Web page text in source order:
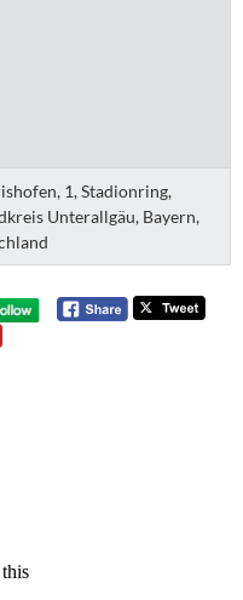
1, Stadionring,
Unterallgäu, Bayern,